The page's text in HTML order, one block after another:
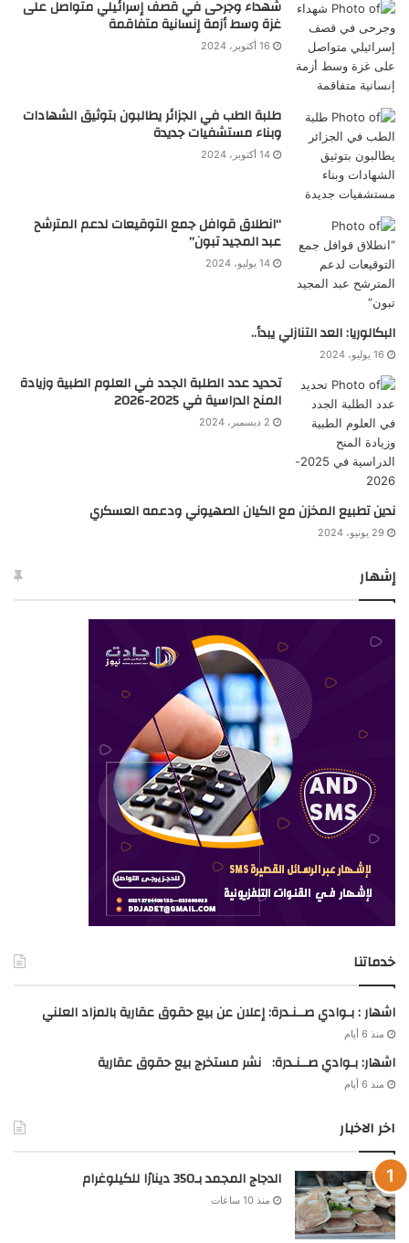
شهداء وجرحى في قصف إسرائيلي متواصل على
غزة وسط أزمة إنسانية متفاقمة
16 أكتوبر، 2024
طلبة الطب في الجزائر يطالبون بتوثيق الشهادات
وبناء مستشفيات جديدة
14 أكتوبر، 2024
“انطلاق قوافل جمع التوقيعات لدعم المترشح
عبد المجيد تبون”
14 يوليو، 2024
البكالوريا: العد التنازلي يبدأ..
16 يوليو، 2024
تحديد عدد الطلبة الجدد في العلوم الطبية وزيادة
المنح الدراسية في 2025-2026
2 ديسمبر، 2024
ندين تطبيع المخزن مع الكيان الصهيوني ودعمه العسكري
29 يونيو، 2024
إشهار
خدماتنا
اشهار : بـوادي صــنـدرة: إعلان عن بيع حقوق عقارية بالمزاد العلني
منذ 6 أيام
اشهار: بـوادي صــنـدرة: نشر مستخرج بيع حقوق عقارية
منذ 6 أيام
اخر الاخبار
الدجاج المجمد بـ350 دينارًا للكيلوغرام
منذ 10 ساعات